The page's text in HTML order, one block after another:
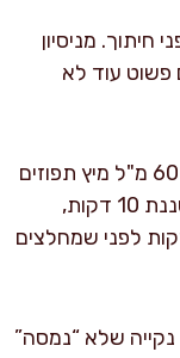
לרשת צינון לעוד 30 דקות לפחות לפני חיתוך. מניסיון
בעצם פשוט עוד לא
אופציונלי לסירופ ספיגה (מומלץ אם רוצים עוגה לחה במיוחד): בזמן שהעוגה נאפית, מחממים בסיר קטן 60 מ"ל מיץ תפוזים
עם 40 גרם סוכר עד שהסוכר נמס לגמרי, עוד 1–2 דקות רתיחה עדינה. כשהעוגה יוצאת מהתנור ומצטננת 10 דקות,
את החלק העליון 12–15 דקירות עם שיפוד ושופכים את הסירופ בהדרגה. מחכים 20 דקות לפני שמחלצים
נקייה שלא “נמסה”